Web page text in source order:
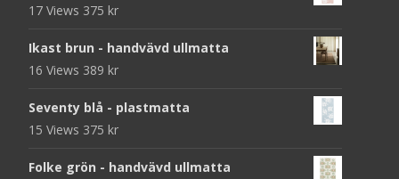
17 Views 375 kr
Ikast brun - handvävd ullmatta
16 Views 389 kr
Seventy blå - plastmatta
15 Views 375 kr
Folke grön - handvävd ullmatta